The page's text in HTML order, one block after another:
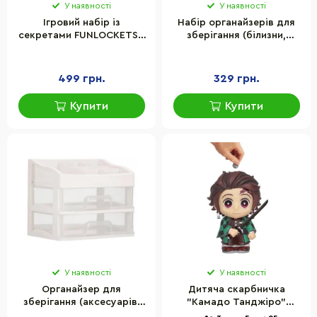
У наявності
Ігровий набір із
секретами FUNLOCKETS -
499 грн.
Купити
У наявності
Набір органайзерів для
зберігання (білизни,
329 грн.
Купити
У наявності
Органайзер для
зберігання (аксесуарів,
У наявності
Дитяча скарбничка
"Камадо Танджіро"
Monogram 74501 серії